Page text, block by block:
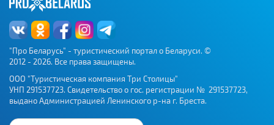
"Про Беларусь" - туристический портал о Беларуси. ©
2012 - 2026. Все права защищены.
ООО "Туристическая компания Три Столицы"
УНП 291537723. Свидетельство о гос. регистрации № 291537723,
выдано Администрацией Ленинского р-на г. Бреста.